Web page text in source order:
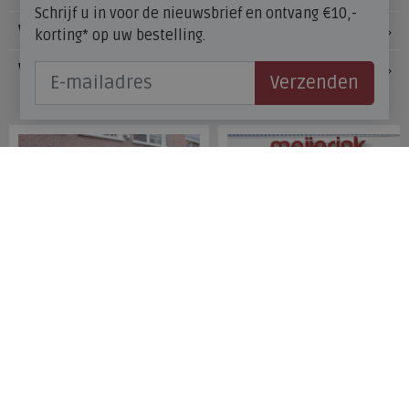
Voetzorg
Veelgestelde vragen
Schrijf u in voor de nieuwsbrief en ontvang €10,-
korting* op uw bestelling.
Verzenden